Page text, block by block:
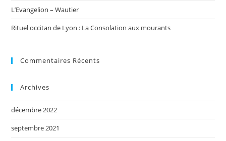
L’Evangelion – Wautier
Rituel occitan de Lyon : La Consolation aux mourants
Commentaires Récents
Archives
décembre 2022
septembre 2021